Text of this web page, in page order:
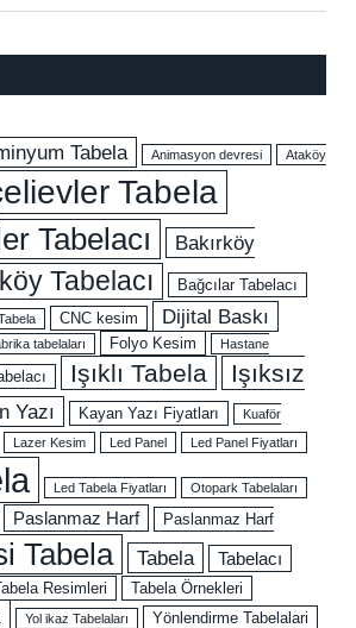
Tabela Animasyon devresi Ataköy
Tabela
Tabelacı
Bakırköy
Tabelacı Bağcılar Tabelacı
CNC kesim Dijital Baskı
tabelaları Folyo Kesim Hastane
Işıklı Tabela
Işıksız
Yazı Kayan Yazı Fiyatları
Kuaför
Lazer Kesim Led Panel Led Panel Fiyatları
Led Tabela Fiyatları Otopark Tabelaları
Paslanmaz Harf Paslanmaz Harf
Tabela Tabela Tabelacı
Resimleri Tabela Örnekleri
Yol ikaz Tabelaları Yönlendirme Tabelalari